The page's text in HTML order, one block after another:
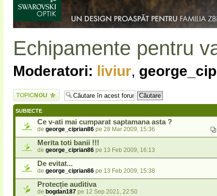
Echipamente pentru
Moderatori: liviur,
Scrie un subiect
nou
SUBIECTE
Ce v-ati mai cumparat saptamana asta ?
de george_ciprian86 pe 28 Mar 2009, 15:36
Merita toti banii !!!
de george_ciprian86 pe 13 Feb 2009, 16:13
De evitat...
de george_ciprian86 pe 13 Feb 2009, 15:38
Protecție auditiva
de bogdan187 pe 12 Sep 2021, 22:50